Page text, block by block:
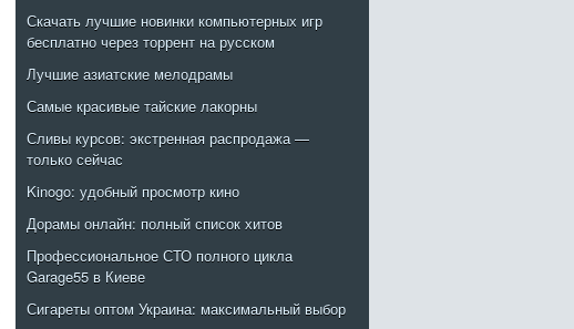
Скачать лучшие новинки компьютерных игр
бесплатно через торрент на русском
Лучшие азиатские мелодрамы
Самые красивые тайские лакорны
Сливы курсов: экстренная распродажа —
только сейчас
Kinogo: удобный просмотр кино
Дорамы онлайн: полный список хитов
Профессиональное СТО полного цикла
Garage55 в Киеве
Сигареты оптом Украина: максимальный выбор